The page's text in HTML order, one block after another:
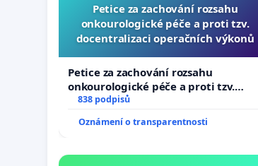
Petice za zachování rozsahu
onkourologické péče a proti tzv.
docentralizaci operačních výkonů
Petice za zachování rozsahu
onkourologické péče a proti tzv.
docentralizaci operačních výkonů
838 podpisů
Oznámení o transparentnosti